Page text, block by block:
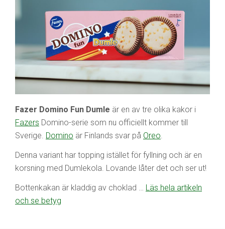
Fazer Domino Fun Dumle är en av tre olika kakor i
Fazers Domino-serie som nu officiellt kommer till
Sverige. Domino är Finlands svar på Oreo
Denna variant har topping istället för fyllning och är en
korsning med Dumlekola. Lovande låter det och ser ut!
Bottenkakan är kladdig av choklad … Läs hela artikeln
och se betyg